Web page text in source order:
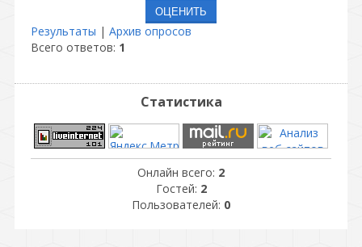
Результаты | Архив опросов
Всего ответов: 1
Статистика
Онлайн всего: 2
Гостей: 2
Пользователей: 0